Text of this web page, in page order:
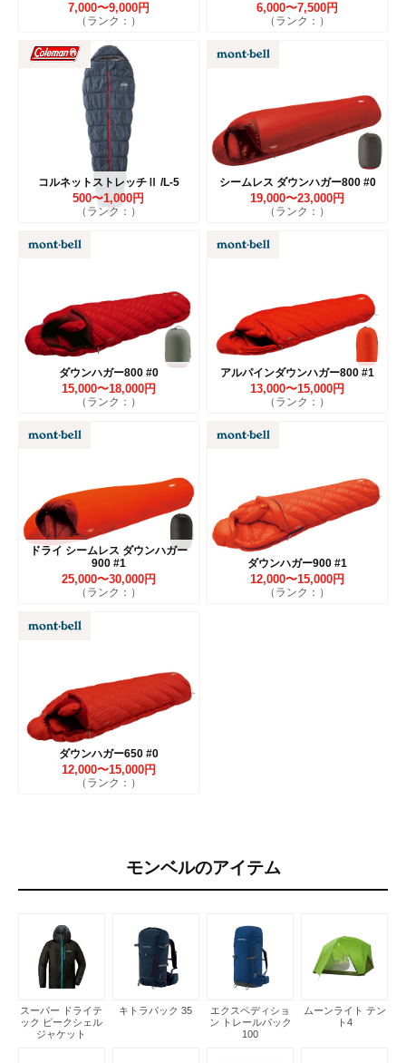
7,000〜9,000円
（ランク：）
6,000〜7,500円
（ランク：）
コルネットストレッチⅡ /L-5
500〜1,000円
（ランク：）
シームレス ダウンハガー800 #0
19,000〜23,000円
（ランク：）
ダウンハガー800 #0
15,000〜18,000円
（ランク：）
アルパインダウンハガー800 #1
13,000〜15,000円
（ランク：）
ドライ シームレス ダウンハガー
900 #1
25,000〜30,000円
（ランク：）
ダウンハガー900 #1
12,000〜15,000円
（ランク：）
ダウンハガー650 #0
12,000〜15,000円
（ランク：）
モンベルのアイテム
スーパー ドライテ
ック ピークシェル
ジャケット
キトラパック 35
エクスペディショ
ン トレールパック
100
ムーンライト テン
ト4